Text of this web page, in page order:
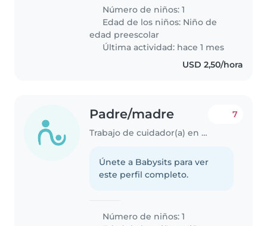
Número de niños: 1
Edad de los niños: Niño de
edad preescolar
Última actividad: hace 1 mes
USD 2,50/hora
Padre/madre
Trabajo de cuidador(a) en Maracay
7
Únete a Babysits para ver
este perfil completo.
Número de niños: 1